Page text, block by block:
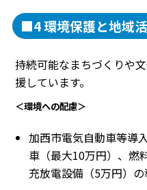
■4 環境保護と地域
持続可能なまちづくりや
援しています。
＜環境への配慮＞
加西市電気自動車等導
車（最大10万円）、燃
充放電設備（5万円）の